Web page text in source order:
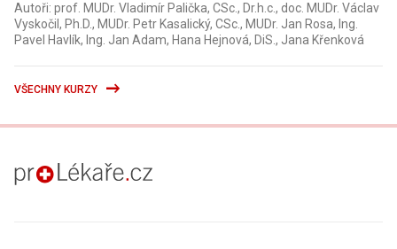
Autoři: prof. MUDr. Vladimír Palička, CSc., Dr.h.c., doc. MUDr. Václav
Vyskočil, Ph.D., MUDr. Petr Kasalický, CSc., MUDr. Jan Rosa, Ing.
Pavel Havlík, Ing. Jan Adam, Hana Hejnová, DiS., Jana Křenková
VŠECHNY KURZY
proLékaře.cz